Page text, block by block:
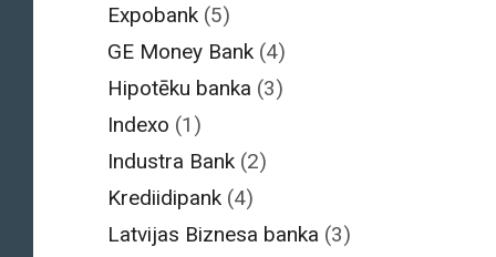
Expobank (5)
GE Money Bank (4)
Hipotēku banka (3)
Indexo (1)
Industra Bank (2)
Krediidipank (4)
Latvijas Biznesa banka (3)